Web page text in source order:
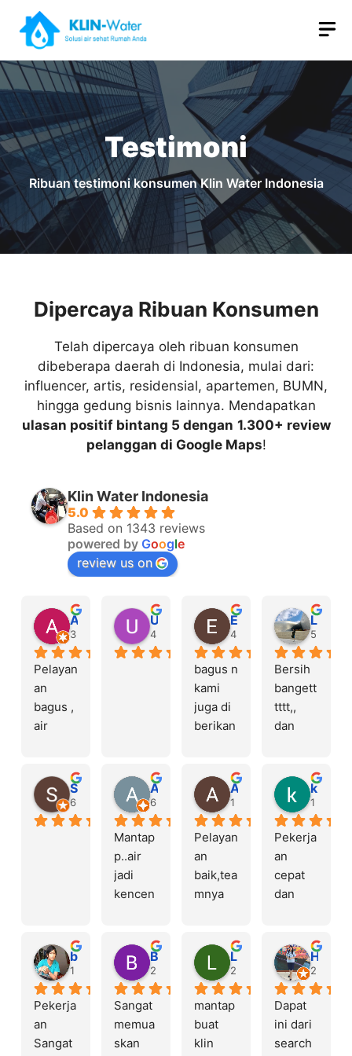
content
Testimoni
Ribuan testimoni konsumen Klin Water Indonesia
Dipercaya Ribuan Konsumen
Telah dipercaya oleh ribuan konsumen
dibeberapa daerah di Indonesia, mulai dari:
influencer, artis, residensial, apartemen, BUMN,
hingga gedung bisnis lainnya. Mendapatkan
ulasan positif bintang 5 dengan 1.300+ review
pelanggan di Google Maps!
Klin Water Indonesia
5.0
Based on 1343 reviews
powered by Google
review us on
Achmad Zaky
3 days ago
Pelayan
an
bagus ,
air
bersih
Ulfah Nurlaras
4 days ago
Evy Wahyuni
4 days ago
bagus n
kami
juga di
berikan
yg
seblm
nya
kami
tdk
menger
ti
Lusiana yue
5 days
Bersih
bangett
tttt,,
dan
sampe
selesai
donk!!!
Mantap
pppp
before
after jg
!
Stef Elicia
6 days ago
Arnold Timothius
6 days ago
Mantap
p..air
jadi
kencen
Aditya Pratomo
1 week ago
Pelayan
an
baik,tea
mnya
moga
airnya
lancar
terus.te
rima
kasih
kucing berak
1 week
Pekerja
an
cepat
dan
sudah
tidak
berbau
kembali
,mantap
teknisi
bezi golum
1 week ago
Pekerja
an
Sangat
Bali
2 months ago
Sangat
memua
skan
Lia rahmadani
2 months ago
mantap
buat
klin
Hestilin Kartini Seilatu
2
Dapat
ini dari
search